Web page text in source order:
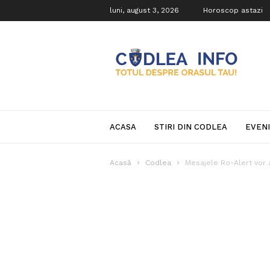
luni, august 3, 2026 Horoscop astazi
Info
ACASA STIRI DIN CODLEA
Acasă Codlea Mesajele Ro-Alert vor